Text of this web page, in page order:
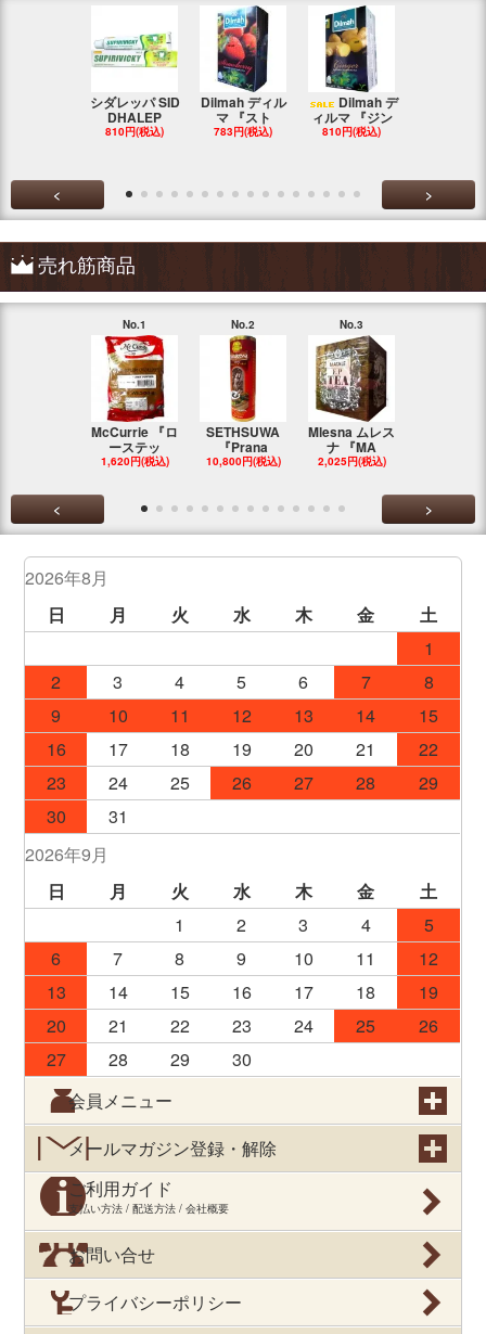
シダレッパ SID
DHALEP
810円(税込)
Dilmah ディル
マ 『スト
783円(税込)
Dilmah デ
ィルマ 『ジン
810円(税込)
< >
売れ筋商品
No.1
McCurrie 『ロ
ーステッ
1,620円(税込)
No.2
SETHSUWA
『Prana
10,800円(税込)
No.3
Mlesna ムレス
ナ 『MA
2,025円(税込)
< >
2026年8月
日
月 火 水 木 金
土
1
2
3 4 5 6 7
8
9
10 11 12 13 14
15
16
17 18 19 20 21
22
23
24 25 26 27 28
29
30
31
2026年9月
日
月 火 水 木 金
土
1
2 3 4
5
6
7 8 9 10 11
12
13
14 15 16 17 18
19
20
21 22 23 24 25
26
27
28 29
30
会員メニュー
メールマガジン登録・解除
ご利用ガイド
支払い方法 / 配送方法 / 会社概要
お問い合せ
プライバシーポリシー